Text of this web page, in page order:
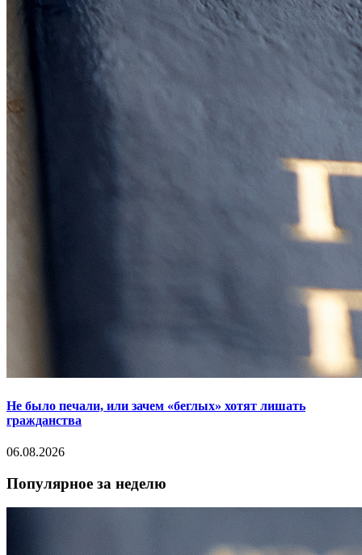
Не было печали, или зачем «беглых» хотят лишать
гражданства
06.08.2026
Популярное за неделю